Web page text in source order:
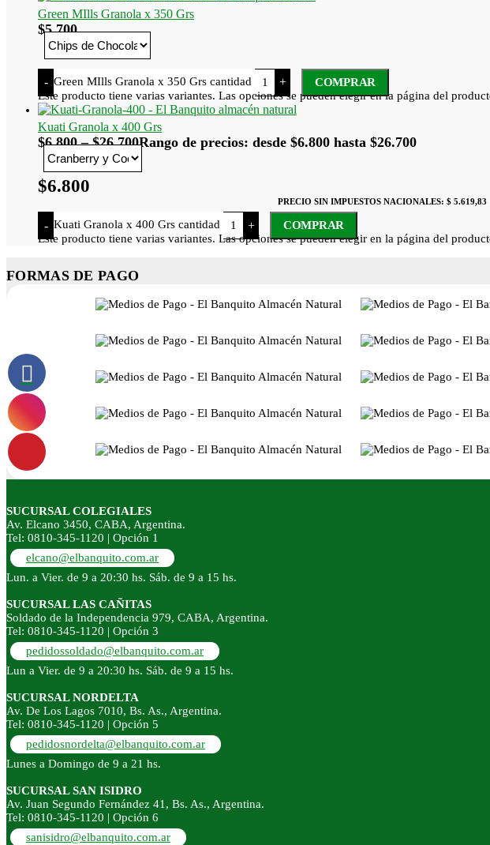
Green MIlls Granola x 350 Grs
$5.700
- Green MIlls Granola x 350 Grs cantidad +
COMPRAR
Este producto tiene varias variantes. Las opciones se pueden elegir en la página del
Kuati Granola x 400 Grs
$6.800 – $26.700Rango de precios: desde $6.800 hasta $26.700
$6.800
PRECIO SIN IMPUESTOS NACIONALES: $ 5.619,83
- Kuati Granola x 400 Grs cantidad +
COMPRAR
Este producto tiene varias variantes. Las opciones se pueden elegir en la página del
FORMAS DE PAGO
SUCURSAL COLEGIALES
Av. Elcano 3450, CABA, Argentina.
Tel: 0810-345-1120 | Opción 1
elcano@elbanquito.com.ar
Lun. a Vier. de 9 a 20:30 hs. Sáb. de 9 a 15 hs.
SUCURSAL LAS CAÑITAS
Soldado de la Independencia 979, CABA, Argentina.
Tel: 0810-345-1120 | Opción 3
pedidossoldado@elbanquito.com.ar
Lun a Vier. de 9 a 20:30 hs. Sáb. de 9 a 15 hs.
SUCURSAL NORDELTA
Av. De Los Lagos 7010, Bs. As., Argentina.
Tel: 0810-345-1120 | Opción 5
pedidosnordelta@elbanquito.com.ar
Lunes a Domingo de 9 a 21 hs.
SUCURSAL SAN ISIDRO
Av. Juan Segundo Fernández 41, Bs. As., Argentina.
Tel: 0810-345-1120 | Opción 6
sanisidro@elbanquito.com.ar